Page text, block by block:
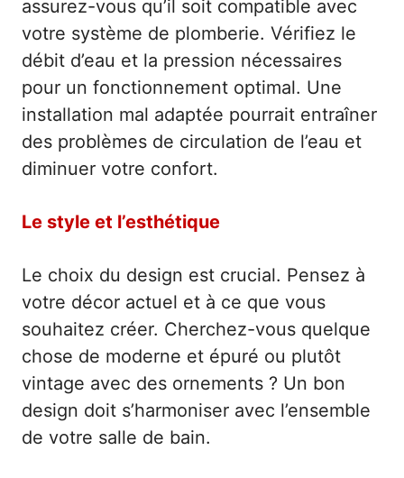
assurez-vous qu’il soit compatible avec
votre système de plomberie. Vérifiez le
débit d’eau et la pression nécessaires
pour un fonctionnement optimal. Une
installation mal adaptée pourrait entraîner
des problèmes de circulation de l’eau et
diminuer votre confort.
Le style et l’esthétique
Le choix du design est crucial. Pensez à
votre décor actuel et à ce que vous
souhaitez créer. Cherchez-vous quelque
chose de moderne et épuré ou plutôt
vintage avec des ornements ? Un bon
design doit s’harmoniser avec l’ensemble
de votre salle de bain.